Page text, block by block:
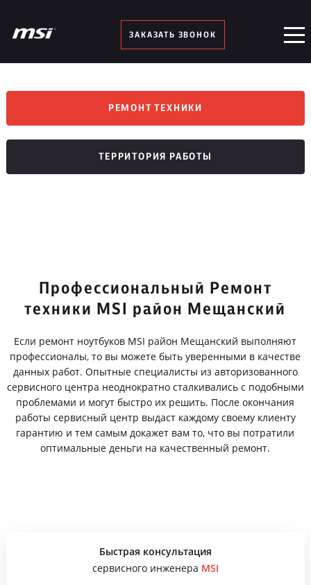
ЗАКАЗАТЬ ЗВОНОК
РЕМОНТ ТЕХНИКИ
ТЕРРИТОРИЯ РАБОТЫ
Профессиональный Ремонт
техники MSI район Мещанский
Если ремонт ноутбуков MSI район Мещанский выполняют
профессионалы, то вы можете быть уверенными в качестве
данных работ. Опытные специалисты из авторизованного
сервисного центра неоднократно сталкивались с подобными
проблемами и могут быстро их решить. После окончания
работы сервисный центр выдаст каждому своему клиенту
гарантию и тем самым докажет вам то, что вы потратили
оптимальные деньги на качественный ремонт.
Быстрая консультация
сервисного инженера MSI